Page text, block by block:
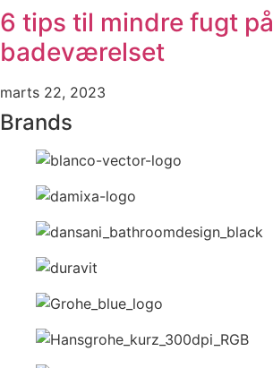
6 tips til mindre fugt på
badeværelset
marts 22, 2023
Brands